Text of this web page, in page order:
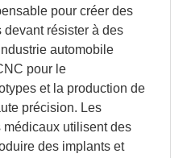
pour créer des
résister à des
automobile
pour le
et la production de
précision. Les
utilisent des
des implants et